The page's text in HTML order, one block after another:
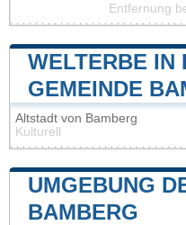
Entfernung
WELTERBE IN
GEMEINDE
Altstadt von Bamberg
Kulturell
UMGEBUNG
BAMBERG